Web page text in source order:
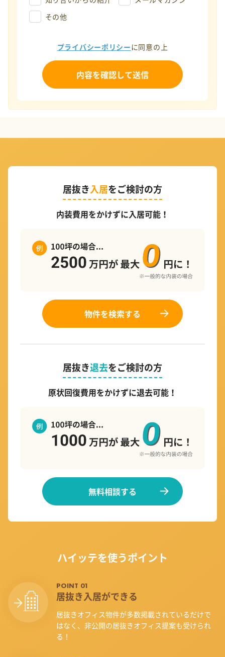
その他
プライバシーポリシーに同意の上
居抜き入居をご検討の方
内装費用をかけずに入居可能！
物件を検索する
居抜き退去をご検討の方
原状回復費用をかけずに退去可能！
無料相談する
ハイッテを使うポイント
POINT 01
居抜き入居ができる
居抜きオフィス物件が多数掲載されているだけで
はなく、非公開の居抜きオフィス提案も受けられ
る！